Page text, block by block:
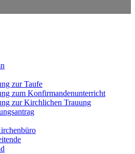
zur Taufe
zum Konfirmandenunterricht
zur Kirchlichen Trauung